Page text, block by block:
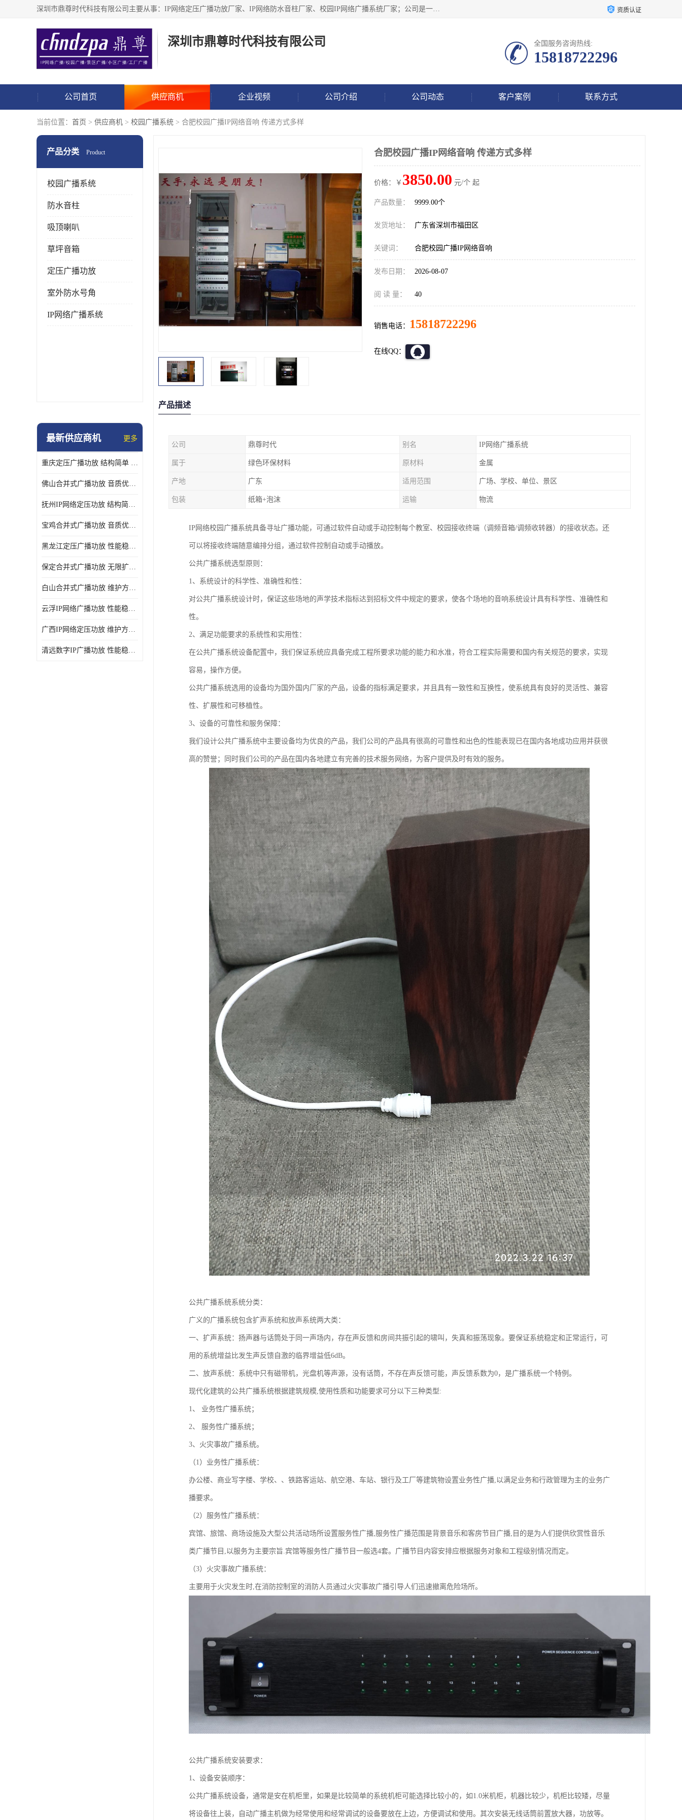
深圳市鼎尊时代科技有限公司主要从事：IP网络定压广播功放厂家、IP网络防水音柱厂家、校园IP网络广播系统厂家；公司是一家集研发、生产、销售公共广播器材于一体的现代电子科技企业。公司成立多年来，本着“自主研发技术、开拓稳定的产品”的宗旨，集多年的行业经验，引航广播行业的迅猛发展，使产品能够适应时代技术发展的需要。 资质认证
深圳市鼎尊时代科技有限公司 全国服务咨询热线:
15818722296
公司首页 供应商机 企业视频 公司介绍 公司动态 客户案例 联系方式
当前位置： 首页 > 供应商机 > 校园广播系统 > 合肥校园广播IP网络音响 传递方式多样
产品分类 Product
校园广播系统
防水音柱
吸顶喇叭
草坪音箱
定压广播功放
室外防水号角
IP网络广播系统
最新供应商机 更多
重庆定压广播功放 结构简单 传输距离远
佛山合并式广播功放 音质优美清晰 输出电压大 电流小
抚州IP网络定压功放 结构简单 多应用于公共场合
宝鸡合并式广播功放 音质优美清晰 维护方便
黑龙江定压广播功放 性能稳定 无限扩容
保定合并式广播功放 无限扩容 设计结构简单
白山合并式广播功放 维护方便 多应用于公共场合
云浮IP网络广播功放 性能稳定 设计结构简单
广西IP网络定压功放 维护方便 多应用于公共场合
清远数字IP广播功放 性能稳定 传输距离远
合肥校园广播IP网络音响 传递方式多样
价格：￥ 3850.00 元/个 起
产品数量： 9999.00个
发货地址： 广东省深圳市福田区
关键词： 合肥校园广播IP网络音响
发布日期： 2026-08-07
阅 读 量： 40
销售电话： 15818722296
在线QQ：
产品描述
公司 鼎尊时代 别名 IP网络广播系统
属于 绿色环保材料 原材料 金属
产地 广东 适用范围 广场、学校、单位、景区
包装 纸箱+泡沫 运输 物流
IP网络校园广播系统具备寻址广播功能，可通过软件自动或手动控制每个教室、校园接收终端（调频音箱/调频收转器）的接收状态。还
可以将接收终端随意编排分组，通过软件控制自动或手动播放。
公共广播系统选型原则：
1、系统设计的科学性、准确性和性：
对公共广播系统设计时，保证这些场地的声学技术指标达到招标文件中规定的要求，使各个场地的音响系统设计具有科学性、准确性和
性。
2、满足功能要求的系统性和实用性：
在公共广播系统设备配置中，我们保证系统应具备完成工程所要求功能的能力和水准，符合工程实际需要和国内有关规范的要求，实现
容易，操作方便。
公共广播系统选用的设备均为国外国内厂家的产品，设备的指标满足要求，并且具有一致性和互换性，使系统具有良好的灵活性、兼容
性、扩展性和可移植性。
3、设备的可靠性和服务保障：
我们设计公共广播系统中主要设备均为优良的产品，我们公司的产品具有很高的可靠性和出色的性能表现已在国内各地成功应用并获很
高的赞誉；同时我们公司的产品在国内各地建立有完善的技术服务网络，为客户提供及时有效的服务。
公共广播系统系统分类：
广义的广播系统包含扩声系统和放声系统两大类：
一、扩声系统：扬声器与话筒处于同一声场内，存在声反馈和房间共振引起的啸叫，失真和振荡现象。要保证系统稳定和正常运行，可
用的系统增益比发生声反馈自激的临界增益低6dB。
二、放声系统：系统中只有磁带机，光盘机等声源，没有话筒，不存在声反馈可能，声反馈系数为0，是广播系统一个特例。
现代化建筑的公共广播系统根据建筑规模,使用性质和功能要求可分以下三种类型:
1、 业务性广播系统；
2、 服务性广播系统；
3、火灾事故广播系统。
（1）业务性广播系统：
办公楼、商业写字楼、学校、、铁路客运站、航空港、车站、银行及工厂等建筑物设置业务性广播,以满足业务和行政管理为主的业务广
播要求。
（2）服务性广播系统：
宾馆、旅馆、商场设施及大型公共活动场所设置服务性广播,服务性广播范围是背景音乐和客房节目广播,目的是为人们提供欣赏性音乐
类广播节目,以服务为主要宗旨.宾馆等服务性广播节目一般选4套。广播节目内容安排应根据服务对象和工程级别情况而定。
（3）火灾事故广播系统：
主要用于火灾发生时,在消防控制室的消防人员通过火灾事故广播引导人们迅速撤离危险场所。
公共广播系统安装要求：
1、设备安装顺序：
公共广播系统设备，通常是安在机柜里，如果是比较简单的系统机柜可能选择比较小的，如1.0米机柜，机器比较少，机柜比较矮，尽量
将设备往上装，自动广播主机做为经常使用和经常调试的设备要放在上边，方便调试和使用。其次安装无线话筒前置放大器，功放等。